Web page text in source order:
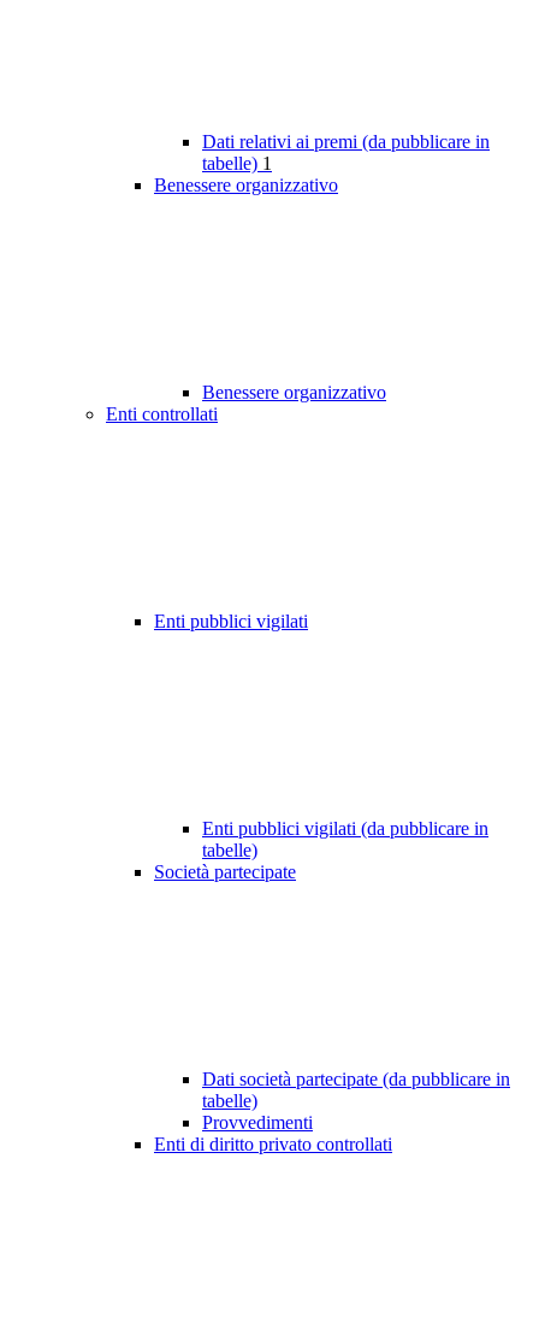
Dati relativi ai premi (da pubblicare in
tabelle) 1
Benessere organizzativo
Benessere organizzativo
Enti controllati
Enti pubblici vigilati
Enti pubblici vigilati (da pubblicare in
tabelle)
Società partecipate
Dati società partecipate (da pubblicare in
tabelle)
Provvedimenti
Enti di diritto privato controllati